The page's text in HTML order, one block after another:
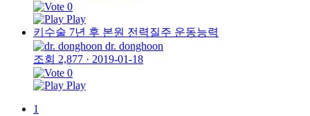
0
Play
키수술 7년 후 본원 전력질주 운동능력
dr. donghoon
조회 2,877 · 2019-01-18
0
Play
1